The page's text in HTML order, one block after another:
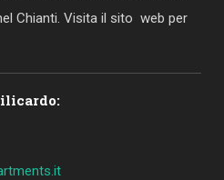
Chianti. Visita il sito web per